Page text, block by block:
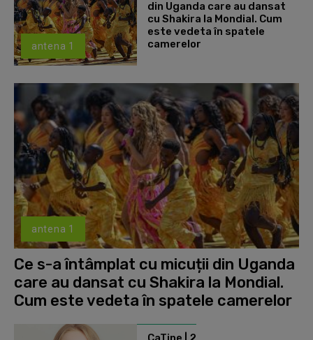
antena 1
din Uganda care au dansat
cu Shakira la Mondial. Cum
este vedeta în spatele
camerelor
antena 1
Ce s-a întâmplat cu micuții din Uganda
care au dansat cu Shakira la Mondial.
Cum este vedeta în spatele camerelor